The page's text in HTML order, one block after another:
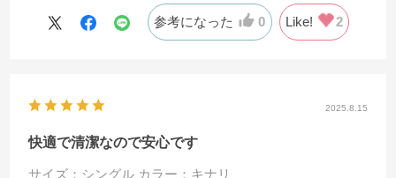
参考になった 0 Like! 2
2025.8.15
快適で清潔なので安心です
サイズ：シングル カラー：キナリ